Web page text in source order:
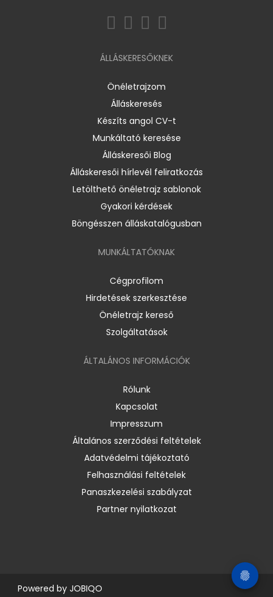
ÁLLÁSKERESŐKNEK
Önéletrajzom
Álláskeresés
Készíts angol CV-t
Munkáltató keresése
Álláskeresői Blog
Álláskeresői hírlevél feliratkozás
Letölthető önéletrajz sablonok
Gyakori kérdések
Böngésszen álláskatalógusban
MUNKÁLTATÓKNAK
Cégprofilom
Hirdetések szerkesztése
Önéletrajz kereső
Szolgáltatások
ÁLTALÁNOS INFORMÁCIÓK
Rólunk
Kapcsolat
Impresszum
Általános szerződési feltételek
Adatvédelmi tájékoztató
Felhasználási feltételek
Panaszkezelési szabályzat
Partner nyilatkozat
Powered by JOBIQO